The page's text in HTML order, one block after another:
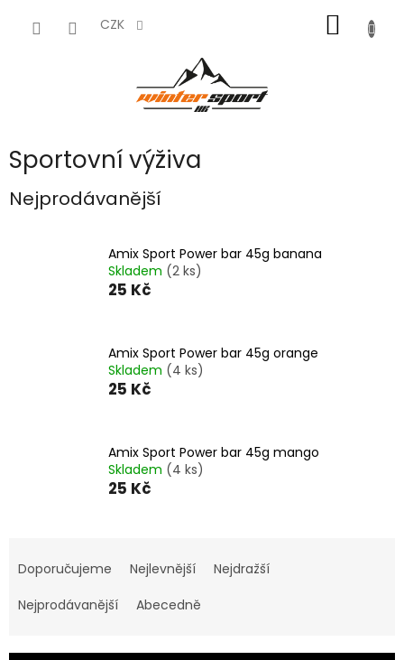
CZK
KOŠÍK
Sportovní výživa
Nejprodávanější
Amix Sport Power bar 45g banana
Skladem (2 ks)
25 Kč
Amix Sport Power bar 45g orange
Skladem (4 ks)
25 Kč
Amix Sport Power bar 45g mango
Skladem (4 ks)
25 Kč
a
e
í
Doporučujeme Nejlevnější
Nejdražší
Nejprodávanější
Abecedně